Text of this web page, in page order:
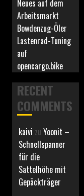
Neues auf dem
Arbeitsmarkt
Bowdenzug-Öler
Lastenrad-Tuning
auf
opencargo.bike
RECENT
COMMENTS
kaivi zuYoonit –
Schnellspanner
für die
Sattelhöhe mit
Gepäckträger